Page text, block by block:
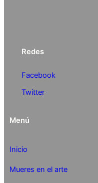
Redes
Facebook
Twitter
Menú
Inicio
Mueres en el arte